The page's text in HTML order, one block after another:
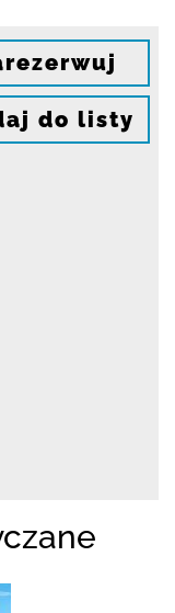
do listy